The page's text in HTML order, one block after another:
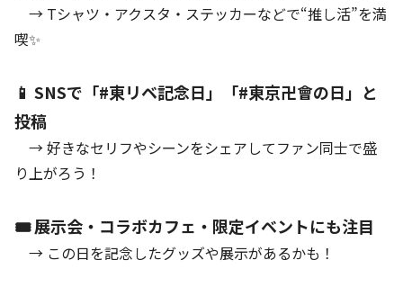
→ Tシャツ・アクスタ・ステッカーなどで“推し活”を満
喫✨
📱 SNSで「#東リベ記念日」「#東京卍會の日」と
投稿
→ 好きなセリフやシーンをシェアしてファン同士で盛
り上がろう！
🎟️ 展示会・コラボカフェ・限定イベントにも注目
→ この日を記念したグッズや展示があるかも！